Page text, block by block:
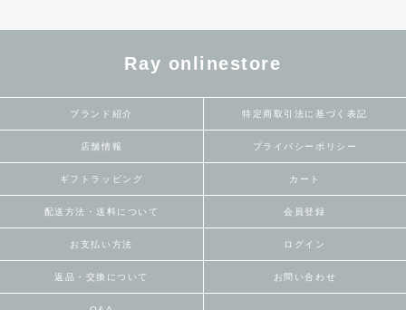
Ray onlinestore
ブランド紹介
店舗情報
ギフトラッピング
配送方法・送料について
お支払い方法
返品・交換について
特定商取引法に基づく表記
プライバシーポリシー
カート
会員登録
ログイン
お問い合わせ